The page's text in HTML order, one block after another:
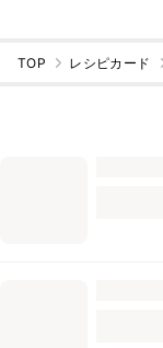
TOP レシピカード